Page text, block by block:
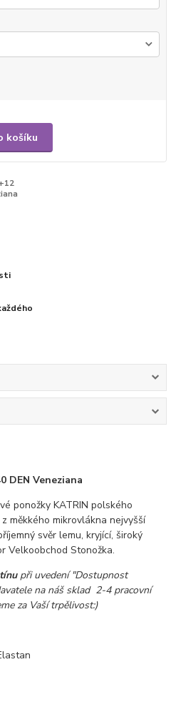
košíku
DEN Veneziana
ponožky KATRIN polského
měkkého mikrovlákna nejvyšší
svěr lemu, kryjící, široký
Velkoobchod Stonožka.
při uvedení "Dostupnost
na náš sklad 2-4 pracovní
za Vaší trpělivost:)